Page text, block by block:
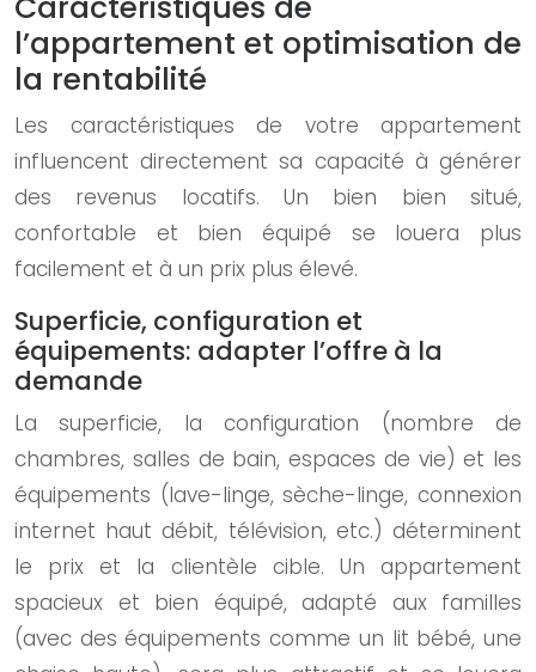
l’appartement et optimisation de
la rentabilité
Les caractéristiques de votre appartement
influencent directement sa capacité à générer
des revenus locatifs. Un bien bien situé,
confortable et bien équipé se louera plus
facilement et à un prix plus élevé.
Superficie, configuration et
équipements: adapter l’offre à la
demande
La superficie, la configuration (nombre de
chambres, salles de bain, espaces de vie) et les
équipements (lave-linge, sèche-linge, connexion
internet haut débit, télévision, etc.) déterminent
le prix et la clientèle cible. Un appartement
spacieux et bien équipé, adapté aux familles
(avec des équipements comme un lit bébé, une